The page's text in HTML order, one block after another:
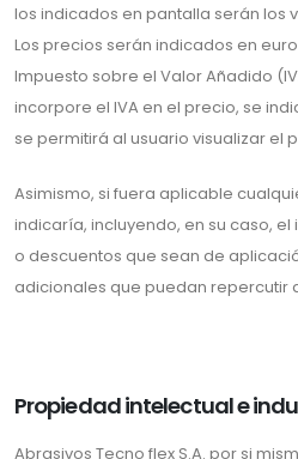
los indicados en pantalla serán los
Los precios serán indicados en
Impuesto sobre el Valor Añadido
incorpore el IVA en el precio, se
se permitirá al usuario visualizar el
Asimismo, si fuera aplicable
indicaría, incluyendo, en su caso,
o descuentos que sean de
adicionales que puedan repercutir
Propiedad intelectual e
Abrasivos Tecno flex S.A. por si